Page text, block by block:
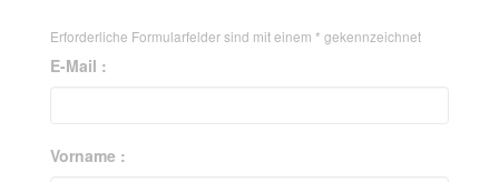
Erforderliche Formularfelder sind mit einem * gekennzeichnet
E-Mail :
Vorname :